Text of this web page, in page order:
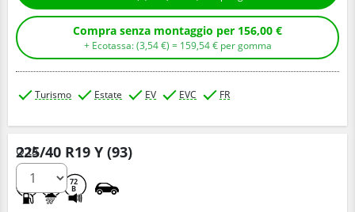
Compra senza montaggio per 156,00 €
+ Ecotassa: (3,54€ ) = 159,54€ per gomma
Turismo Estate EV EVC FR
225/40 R19 Y (93)
72
B
Q.tà